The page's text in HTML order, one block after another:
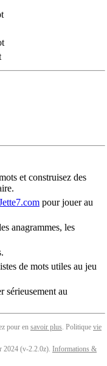
et construisez des
pour jouer au
anagrammes, les
de mots utiles au jeu
sérieusement au
pour en savoir plus. Politique vie
2024 (v-2.2.0z). Informations &